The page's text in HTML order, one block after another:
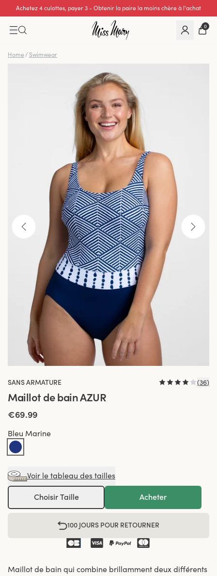
Achetez 4 culottes, payer 3 - Obtenir la paire la moins chère à l'achat
Excellente note de 0 sur 5 0
Home / Swimwear
SANS ARMATURE (36)
Maillot de bain AZUR
€69.99
Bleu Marine
Voir le tableau des tailles
Choisir Taille Acheter
100 JOURS POUR RETOURNER
Maillot de bain qui combine brillamment deux différents